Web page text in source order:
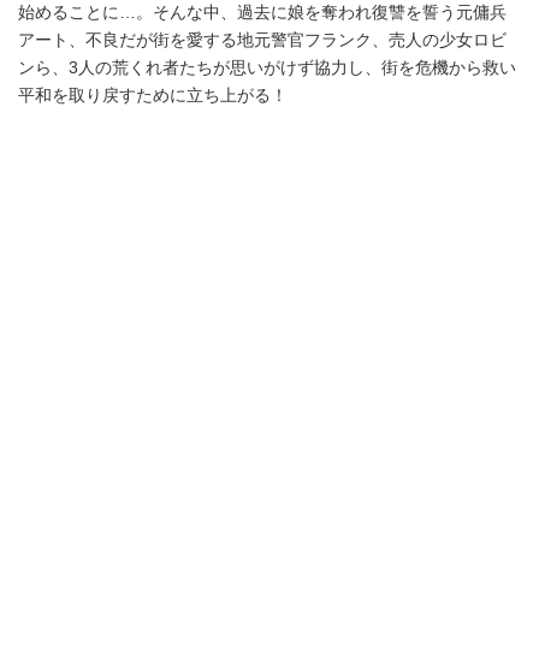
始めることに…。そんな中、過去に娘を奪われ復讐を誓う元傭兵
アート、不良だが街を愛する地元警官フランク、売人の少女ロビ
ンら、3人の荒くれ者たちが思いがけず協力し、街を危機から救い
平和を取り戻すために立ち上がる！